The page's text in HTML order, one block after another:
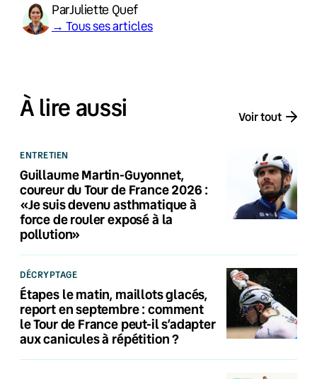
ParJuliette Quef
→ Tous ses articles
À lire aussi Voir tout
ENTRETIEN
Guillaume Martin-Guyonnet,
coureur du Tour de France 2026 :
«Je suis devenu asthmatique à
force de rouler exposé à la
pollution»
DÉCRYPTAGE
Étapes le matin, maillots glacés,
report en septembre : comment
le Tour de France peut-il s’adapter
aux canicules à répétition ?